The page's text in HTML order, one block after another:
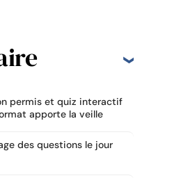
permis et quiz interactif
apporte la veille
des questions le jour